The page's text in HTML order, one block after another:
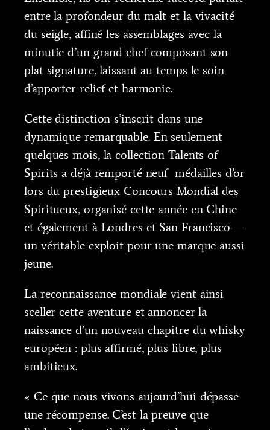
entre la profondeur du malt et la vivacité
du seigle, affiné les assemblages avec la
minutie d’un grand chef composant son
plat signature, laissant au temps le soin
d’apporter relief et harmonie.
Cette distinction s’inscrit dans une
dynamique remarquable. En seulement
quelques mois, la collection Talents of
Spirits a déjà remporté neuf médailles d’or
lors du prestigieux Concours Mondial des
Spiritueux, organisé cette année en Chine
et également à Londres et San Francisco —
un véritable exploit pour une marque aussi
jeune.
La reconnaissance mondiale vient ainsi
sceller cette aventure et annoncer la
naissance d’un nouveau chapitre du whisky
européen : plus affirmé, plus libre, plus
ambitieux.
« Ce que nous vivons aujourd’hui dépasse
une récompense. C’est la preuve que